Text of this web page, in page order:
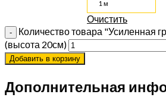
1 м
Очистить
Количество товара "Усиленная
(высота 20см)
Добавить в корзину
Дополнительная